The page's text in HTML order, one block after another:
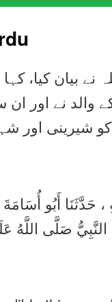
نے بیان کیا،
والد نے اور
شیرینی اور
، حَدَّثَنَا أَبُو
النَّبِيُّ صَلَّى اللَّهُ